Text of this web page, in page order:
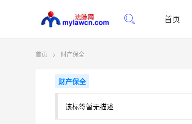
首页
首页 > 财产保全
财产保全
该标签暂无描述